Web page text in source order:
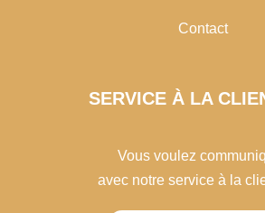
Contact
SERVICE À LA
Vous voulez
avec notre service à la